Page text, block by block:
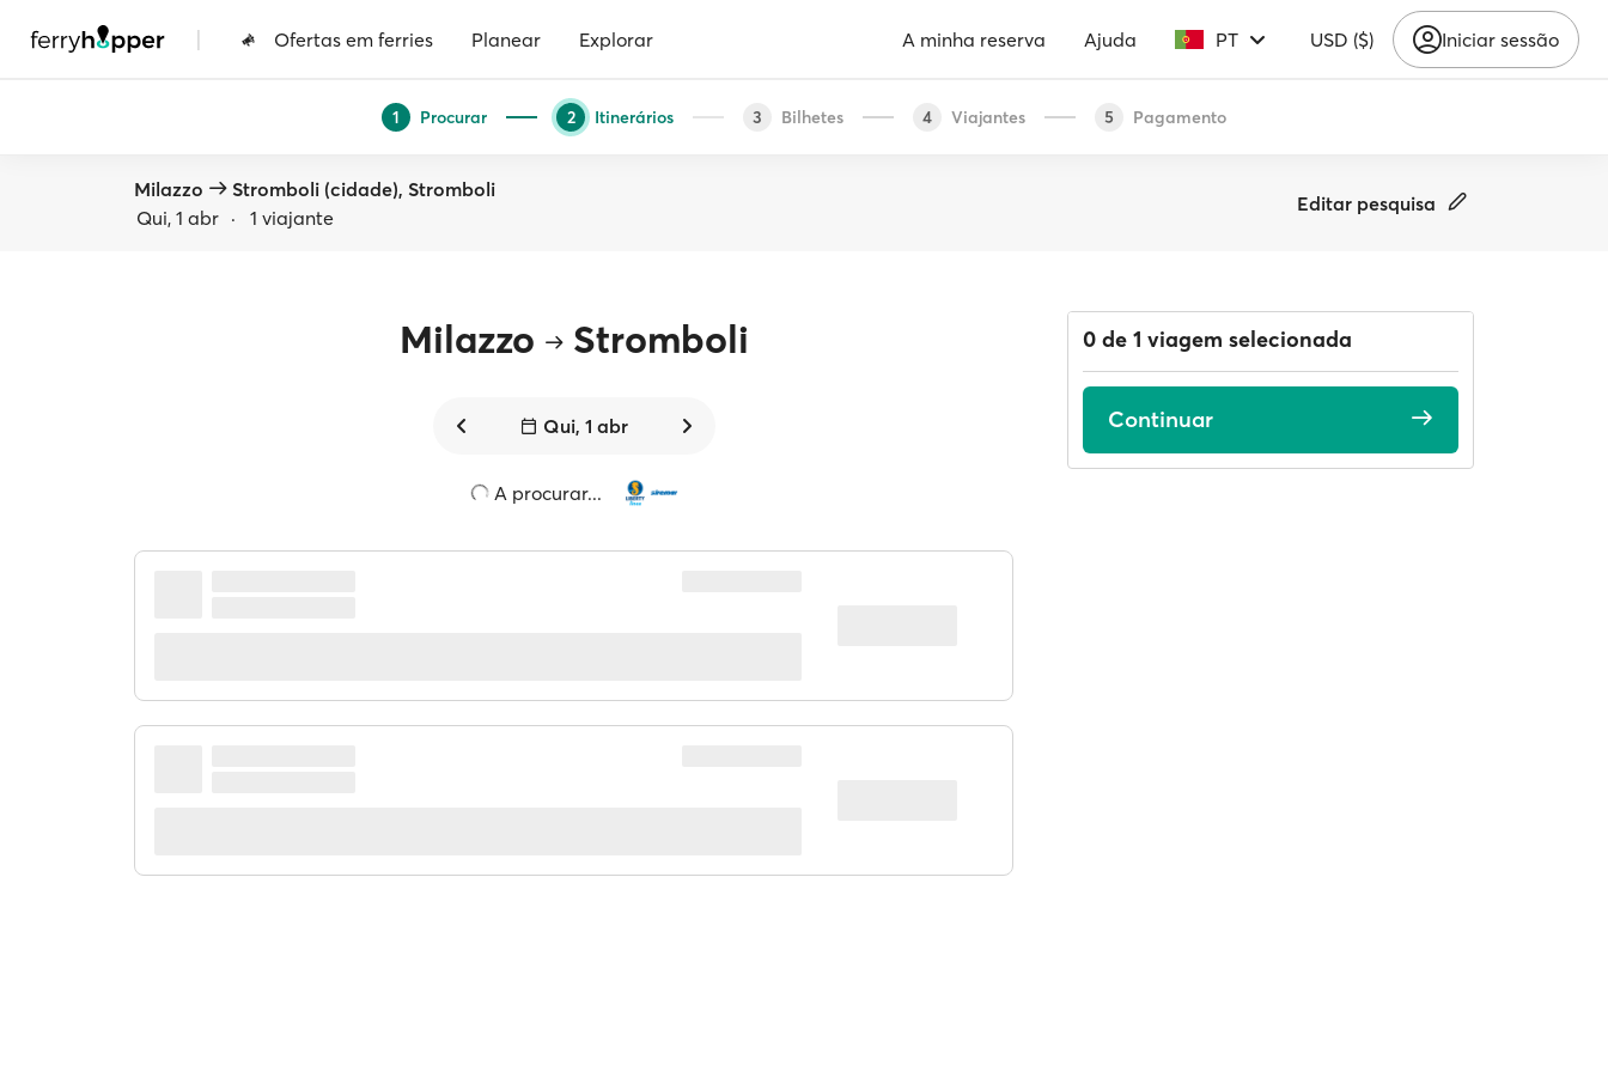
| Ofertas em ferries Planear Explorar A minha reserva Ajuda PT USD ($) Iniciar sessão
1 Procurar 2 Itinerários 3 Bilhetes 4 Viajantes 5 Pagamento
Milazzo
Stromboli (cidade), Stromboli
Qui, 1 abr · 1 viajante
Editar pesquisa
Milazzo Stromboli
Qui, 1 abr
A procurar...
0 de 1 viagem selecionada
Continuar